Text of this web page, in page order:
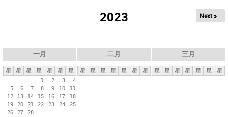
2023 Next »
一月
星 星 星 星 星 星
星
1
2 3
4
5
6 7 8 9 10
11
12 13 14 15 16 17
18
19 20 21 22 23 24 25
26 27 28
二月
星 星 星 星 星 星 星
三月
星 星 星 星 星 星 星